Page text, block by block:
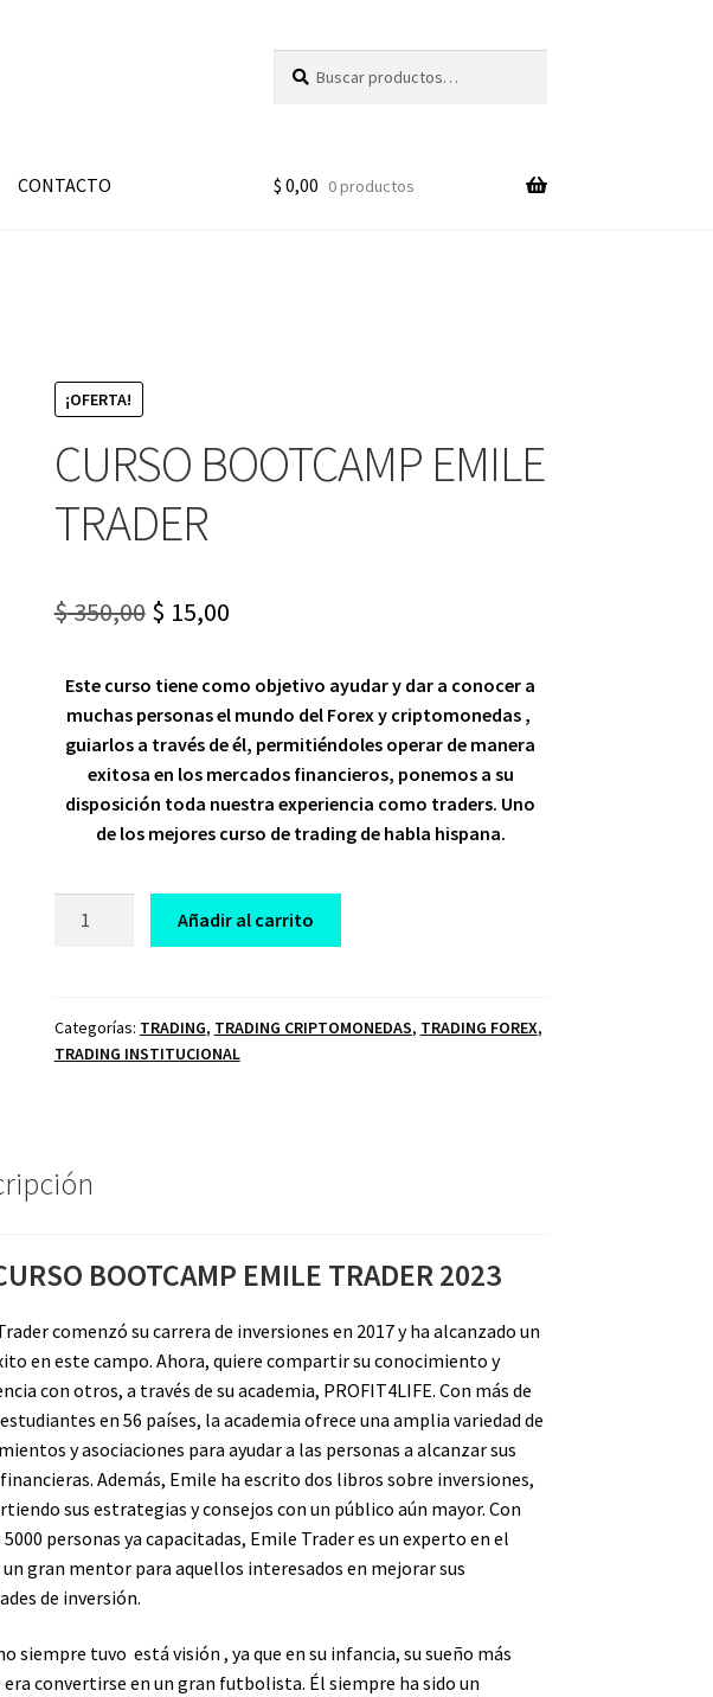
por:
CONTACTO $ 0,00 0 productos
¡OFERTA!
CURSO BOOTCAMP EMILE
TRADER
$350,00 Original
was:
$ 350,00.
$ 15,00Current
is:
$ 15,00.
Este curso tiene como objetivo ayudar y dar a conocer a
muchas personas el mundo del Forex y criptomonedas ,
guiarlos a través de él, permitiéndoles operar de manera
exitosa en los mercados financieros, ponemos a su
disposición toda nuestra experiencia como traders. Uno
de los mejores curso de trading de habla hispana.
cantidad
Añadir al carrito
Categorías: TRADING, TRADING CRIPTOMONEDAS, TRADING FOREX,
TRADING INSTITUCIONAL
BOOTCAMP EMILE TRADER 2023
comenzó su carrera de inversiones en 2017 y ha alcanzado un
en este campo. Ahora, quiere compartir su conocimiento y
con otros, a través de su academia, PROFIT4LIFE. Con más de
en 56 países, la academia ofrece una amplia variedad de
y asociaciones para ayudar a las personas a alcanzar sus
Además, Emile ha escrito dos libros sobre inversiones,
sus estrategias y consejos con un público aún mayor. Con
5000 personas ya capacitadas, Emile Trader es un experto en el
gran mentor para aquellos interesados en mejorar sus
de inversión.
siempre tuvo está visión , ya que en su infancia, su sueño más
era convertirse en un gran futbolista. Él siempre ha sido un